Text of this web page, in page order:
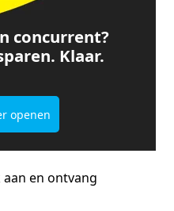
concurrent?
Klaar.
openen
en ontvang